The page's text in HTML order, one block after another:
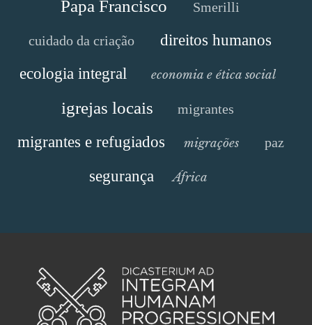
Papa Francisco Smerilli
cuidado da criação
direitos humanos
ecologia integral
economia e ética social
igrejas locais migrantes
migrantes e refugiados migrações paz
segurança África